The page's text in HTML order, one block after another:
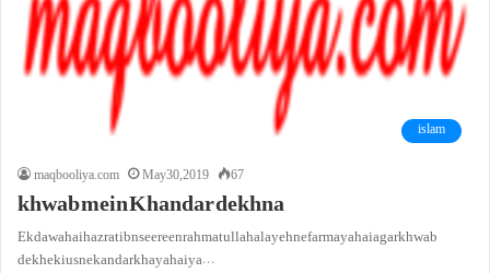
islam
maqbooliya.com
May 30, 2019 67
khwab mein Khandar dekhna
Ek dawa haihazrat ibn seereen rahmatullah alayeh ne farmaya hai agar khwab
dekhe ki us ne kandar khaya hai ya…